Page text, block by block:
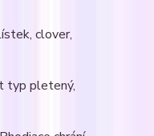
clover,
typ pletený,